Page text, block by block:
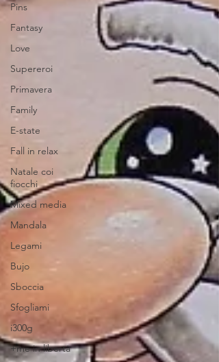
Pins
Fantasy
Love
Supereroi
Primavera
Family
E-state
Fall in relax
Natale coi
fiocchi
Mixed media
Mandala
Legami
Bujo
Sboccia
Sfogliami
i300g
+me in libertà